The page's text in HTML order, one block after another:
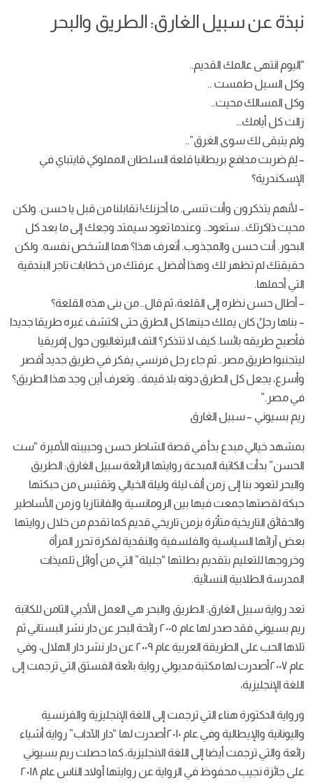
نبذة عن سبيل الغارق: الطريق والبحر‬
“اليوم انتهى عالمك القديم..
وكل السبل طمست ..
وكل المسالك محيت..
زالت كل أيامك…
ولم يتبقى لك سوى الغرق”..
– لِمَ ضربت مدافع بريطانيا قلعة السلطان المملوكي قايتباي في
الإسكندرية؟
– لأنهم يتذكرون وأنت تنسى. ما أحزنك! تقابلنا من قبل يا حسن. ولكن
محيت ذاكرتك.. ستعود.. وعندما تعود سيمتد وجعك إلى ما بعد كل
البحور. أنت حسن والمجذوب. أتعرف هذا؟ هما الشخص نفسه. ولكن
حقيقتك لم تظهر لك وهذا أفضل. عرفتك من خطابات تاجر البندقية
التي أحملها.
– أطال حسن نظره إلى القلعة، ثم قال.. من بنى هذه القلعة؟
– بناها رجلُ كان يملك حينها كل الطرق حتى اكتشف غيره طريقا جديدا
فأصبح طريقه بائسا. كيف لا تتذكر؟ التف البرتغاليون حول إفريقيا
ليتجنبوا طريق مصر.. ثم جاء رجل فرنسي يفكر في طريق جديد أقصر
وأسرع، يجعل كل الطرق دونه بلا قيمة.. وتعرف أين وجد هذا الطريق؟
في مصر.”
ريم بسيوني – سبيل الغارق
بمشهد خيالي مبدع بدأ في قصة الشاطر حسن وحبيبته الأميرة “ست
الحسن” بدأت الكاتبة المبدعة روايتها الرائعة ‫سبيل الغارق: الطريق
والبحر‬ لتعود بنا إلى زمن ألف ليلة وليلة الخيالي وتقتبس من حبكتها
حبكة لقصتها جمعت فيها بين الرومانسية والفانتازيا وزمن الأساطير
والحقائق التاريخية متأثرة بزمن تاريخي قديم كما تقدم من خلال روايتها
بعض آرائها السياسية والفلسفية والنقدية لفكرة تحرر المرأة
وخروجها للتعليم بتقديم بطلتها “جليلة” التي من أوائل تلميذات
المدرسة الطلابية النسائية.
تعد رواية ‫سبيل الغارق: الطريق والبحر‬ هي العمل الأدبي الثامن للكاتبة
ريم بسيوني فقد صدر لها عام ٢٠٠٥ رائحة البحر عن دار نشر البستاني ثم
تلاها الحب على الطريقة العربية عام ٢٠٠٩ عن دار نشر دار الهلال، وفي
عام ٢٠٠٧أصدرت لها مكتبة مدبولي رواية بائعة الفستق التي ترجمت إلى
اللغة الإنجليزية،
ورواية الدكتورة هناء التي ترجمت إلى اللغة الإنجليزية والفرنسية
واليونانية والإيطالية وفي عام ٢٠١٠أصدرت لها “دار الآداب” رواية أشياء
رائعة والتي ترجمت أيضا إلى اللغة الانجليزية، كما حصلت ريم بسيوني
على جائزة نجيب محفوظ في الرواية عن روايتها أولاد الناس عام ٢٠١٨